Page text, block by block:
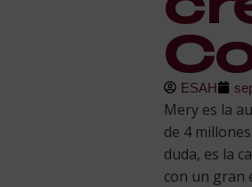
ESAH
Mery es la
de 4
duda, es la
con un gran